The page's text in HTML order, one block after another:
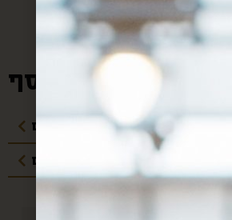
מדיניות משלוחים
עלויות משלוחים